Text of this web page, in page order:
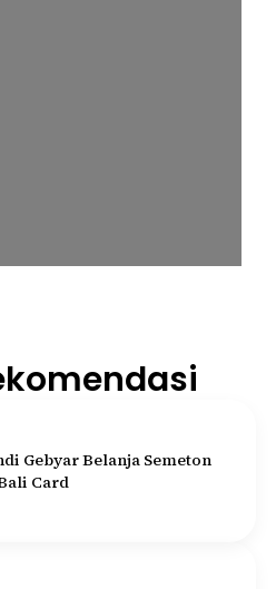
Gebyar Belanja Semeton
Card